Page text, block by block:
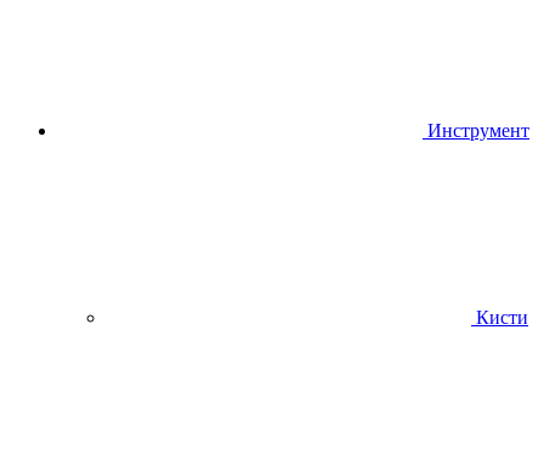
Инструмент
Кисти